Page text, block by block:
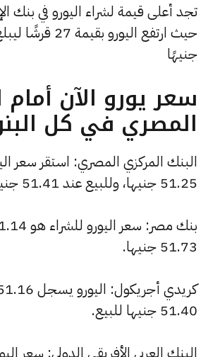
تجد أعلى قيمة لشراء اليورو في بنك
جنيهًا
سعر يورو الآن أمام
المصري في كل
البنك المركزي المصري: استقر سعر
51.25 جنيها، وللبيع عند 51.41 جنيها.
51.73 جنيها.
51.40 جنيها للبيع.